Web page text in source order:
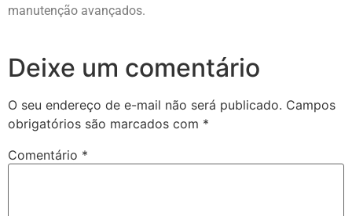
manutenção avançados.
Deixe um comentário
O seu endereço de e-mail não será publicado. Campos
obrigatórios são marcados com *
Comentário *